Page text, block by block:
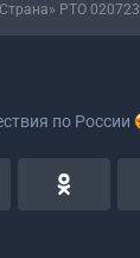
РТО 020723
по России